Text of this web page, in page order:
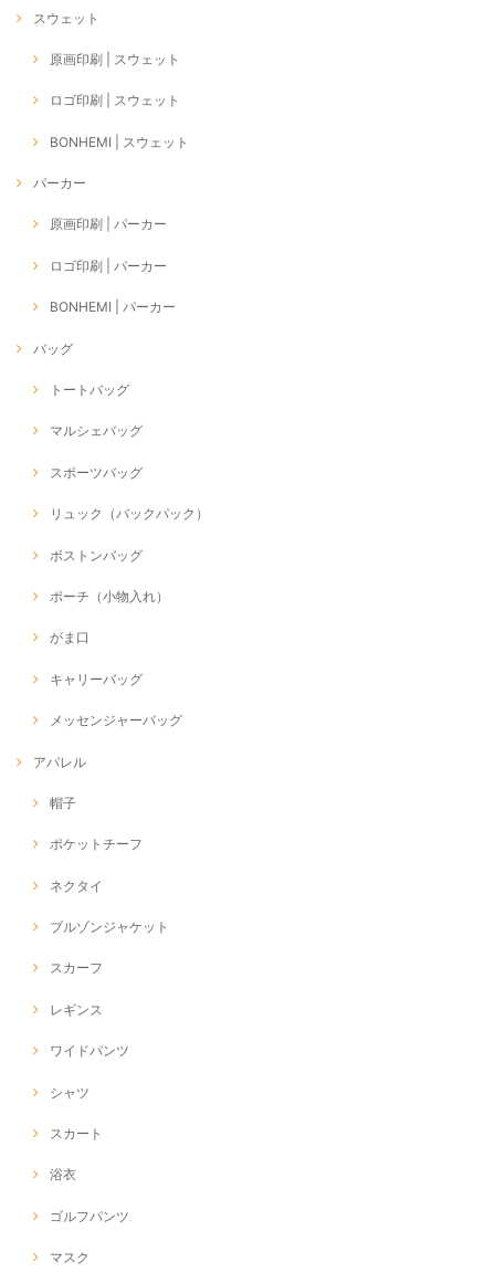
スウェット
原画印刷 | スウェット
ロゴ印刷 | スウェット
BONHEMI | スウェット
パーカー
原画印刷 | パーカー
ロゴ印刷 | パーカー
BONHEMI | パーカー
バッグ
トートバッグ
マルシェバッグ
スポーツバッグ
リュック（バックパック）
ボストンバッグ
ポーチ（小物入れ）
がま口
キャリーバッグ
メッセンジャーバッグ
アパレル
帽子
ポケットチーフ
ネクタイ
ブルゾンジャケット
スカーフ
レギンス
ワイドパンツ
シャツ
スカート
浴衣
ゴルフパンツ
マスク